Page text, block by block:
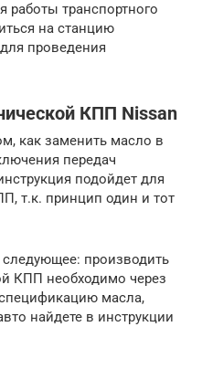
транспортного
на станцию
проведения
КПП Nissan
как заменить масло в
передач
подойдет для
т.к. принцип один и тот
производить
КПП необходимо через
масла,
найдете в инструкции